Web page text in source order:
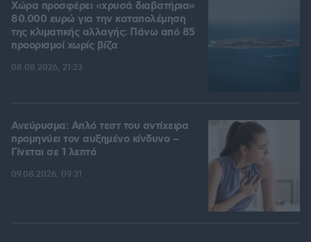
Χώρα προσφέρει «χρυσά διαβατήρια»
80.000 ευρώ για την καταπολέμηση
της κλιματικής αλλαγής: Πάνω από 85
προορισμοί χωρίς βίζα
08.08.2026, 21:23
Ανεύρυσμα: Απλό τεστ του αντίχειρα
προμηνύει τον αυξημένο κίνδυνο –
Γίνεται σε 1 λεπτό
09.08.2026, 09:31